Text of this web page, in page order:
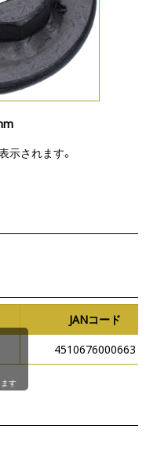
示されます。
JANコード
4510676000663
す